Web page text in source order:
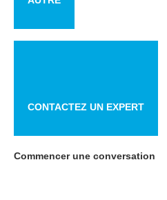
CONTACTEZ UN EXPERT
Commencer une conversation